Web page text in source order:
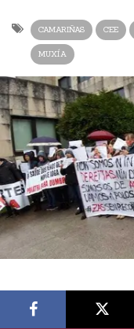
CAMARIÑAS CEE
MUXÍA